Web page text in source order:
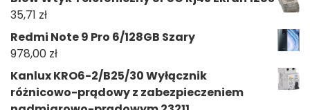
35,71 zł
Redmi Note 9 Pro 6/128GB Szary
978,00 zł
Kanlux KRO6-2/B25/30 Wyłącznik
różnicowo-prądowy z zabezpieczeniem